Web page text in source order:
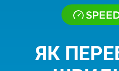
ЯК